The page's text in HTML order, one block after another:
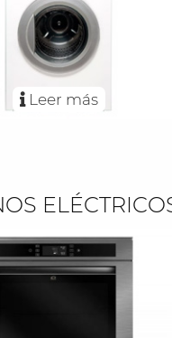
Leer más